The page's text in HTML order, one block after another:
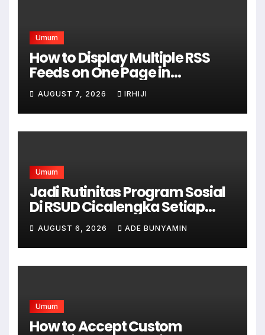
Umum
How to Display Multiple RSS
Feeds on One Page in
WordPress
AUGUST 7, 2026 IRHIJI
Umum
Jadi Rutinitas Program Sosial
Di RSUD Cicalengka Setiap
Bulan Gelar Sunatan Massal
Bagi Masyarakat Tidak
Mampu
AUGUST 6, 2026 ADE BUNYAMIN
Umum
How to Accept Custom